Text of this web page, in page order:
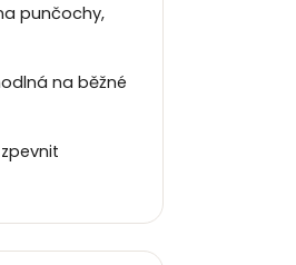
punčochy,
na běžné